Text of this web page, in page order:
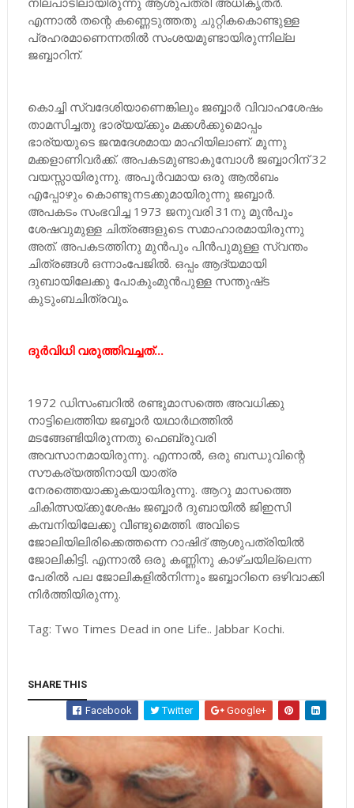
എന്നാൽ തന്റെ കണ്ണെടുത്തതു ചുറ്റികകൊണ്ടുള്ള
പ്രഹരമാണെന്നതിൽ സംശയമുണ്ടായിരുന്നില്ല
ജബ്ബാറിന്.
കൊച്ചി സ്വദേശിയാണെങ്കിലും ജബ്ബാർ വിവാഹശേഷം
താമസിച്ചതു ഭാര്യയ്‌ക്കും മക്കൾക്കുമൊപ്പം
ഭാര്യയുടെ ജന്മദേശമായ മാഹിയിലാണ്. മൂന്നു
മക്കളാണിവർക്ക്. അപകടമുണ്ടാകുമ്പോൾ ജബ്ബാറിന് 32
വയസ്സായിരുന്നു. അപൂർവമായ ഒരു ആൽബം
എപ്പോഴും കൊണ്ടുനടക്കുമായിരുന്നു ജബ്ബാർ.
അപകടം സംഭവിച്ച 1973 ജനുവരി 31നു മുൻപും
ശേഷവുമുള്ള ചിത്രങ്ങളുടെ സമാഹാരമായിരുന്നു
അത്. അപകടത്തിനു മുൻപും പിൻപുമുള്ള സ്വന്തം
ചിത്രങ്ങൾ ഒന്നാംപേജിൽ. ഒപ്പം ആദ്യമായി
ദുബായിലേക്കു പോകുംമുൻപുള്ള സന്തുഷ്‌ട
കുടുംബചിത്രവും.
ദുർവിധി വരുത്തിവച്ചത്...
1972 ഡിസംബറിൽ രണ്ടുമാസത്തെ അവധിക്കു
നാട്ടിലെത്തിയ ജബ്ബാർ യഥാർഥത്തിൽ
മടങ്ങേണ്ടിയിരുന്നതു ഫെബ്രുവരി
അവസാനമായിരുന്നു. എന്നാൽ, ഒരു ബന്ധുവിന്റെ
സൗകര്യത്തിനായി യാത്ര
നേരത്തെയാക്കുകയായിരുന്നു. ആറു മാസത്തെ
ചികിത്സയ്‌ക്കുശേഷം ജബ്ബാർ ദുബായിൽ ജിഇസി
കമ്പനിയിലേക്കു വീണ്ടുമെത്തി. അവിടെ
ജോലിയിലിരിക്കെത്തന്നെ റാഷിദ് ആശുപത്രിയിൽ
ജോലികിട്ടി. എന്നാൽ ഒരു കണ്ണിനു കാഴ്‌ചയില്ലെന്ന
പേരിൽ പല ജോലികളിൽനിന്നും ജബ്ബാറിനെ ഒഴിവാക്കി
നിർത്തിയിരുന്നു.
Tag: Two Times Dead in one Life.. Jabbar Kochi.
SHARE THIS
Facebook Twitter Google+